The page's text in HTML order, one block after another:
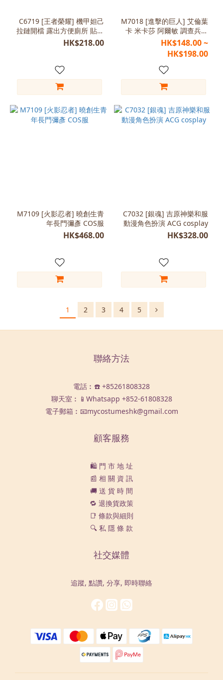
C6719 [王者榮耀] 機甲妲己
拉鏈開檔 露出方便廁所 貼身
緊身衣
HK$218.00
M7018 [進擊的巨人] 艾倫葉
卡 米卡莎 阿爾敏 調查兵團
自由之翼 角色扮演 cosplay
HK$148.00 ~
HK$198.00
M7109 [火影忍者] 曉創生青
年長門彌彥 COS服
HK$468.00
C7032 [銀魂] 吉原神樂和服
動漫角色扮演 ACG cosplay
HK$328.00
1 2 3 4 5
聯絡方法
電話︰☎️ +85261808328
聊天室︰📱Whatsapp +852-61808328
電子郵箱︰📧mycostumeshk@gmail.com
顧客服務
🛍️ 門 市 地 址
📰 相 關 資 訊
🚚 送 貨 時 間
🔁 退換貨政策
📑 條款與細則
🔍 私 隱 條 款
社交媒體
追蹤, 點讚, 分享, 即時聯絡